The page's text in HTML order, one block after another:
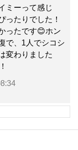
ミーって感じ
ったりでした！
ったです😊ホン
で、1人でシコシ
変わりました